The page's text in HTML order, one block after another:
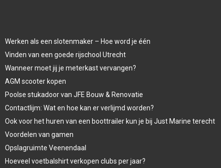
Werken als een slotenmaker – Hoe word je één
Vinden van een goede rijschool Utrecht
Wanneer moet jij je meterkast vervangen?
AGM scooter kopen
Poolse stukadoor van JFE Bouw & Renovatie
Contactlijm: Wat en hoe kan er verlijmd worden?
Ook voor het huren van een boottrailer kun je bij Just Marine terecht
Voordelen van gamen
Opslagruimte Veenendaal
Hoeveel voetbalshirt verkopen clubs per jaar?